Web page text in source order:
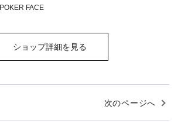
POKER FACE
ショップ詳細を見る
次のページへ